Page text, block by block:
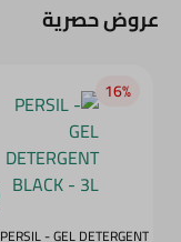
عروض حصرية
16‎%‎
PERSIL - GEL DETERGENT